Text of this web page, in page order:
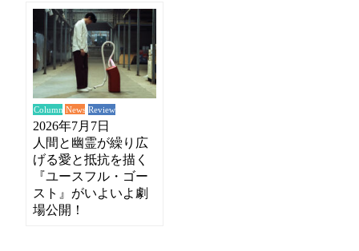
Column News Review
2026年7月7日
人間と幽霊が繰り広
げる愛と抵抗を描く
『ユースフル・ゴー
スト』がいよいよ劇
場公開！